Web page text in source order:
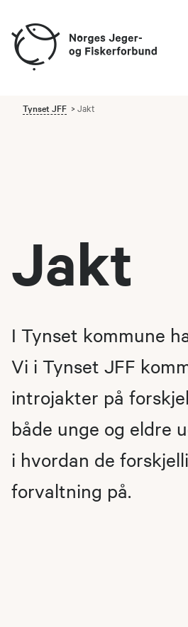
Tynset JFF Jakt
Jakt
I Tynset kommune
Vi i Tynset JFF
introjakter på
både unge og eldre
i hvordan de
forvaltning på.